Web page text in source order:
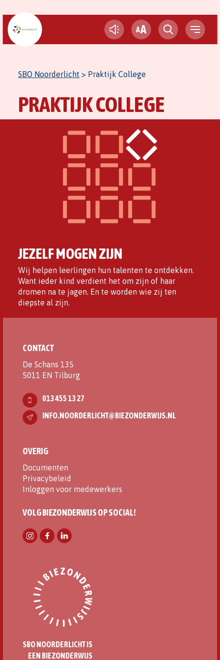
AA
SBO Noorderlicht > Praktijk College
PRAKTIJK COLLEGE
JEZELF MOGEN ZIJN
Wij helpen leerlingen hun talenten te ontdekken.
Want ieder kind verdient het om zijn of haar
dromen na te jagen. En te worden wie zij ten
diepste al zijn.
CONTACT
De Schans 135
5011 EN Tilburg
013 455 13 27
INFO.NOORDERLICHT@BIEZONDERWIJS.NL
OVERIG
Documenten
Privacybeleid
Inloggen voor medewerkers
VOLG BIEZONDERWIJS OP SOCIAL!
SBO NOORDERLICHT IS
EEN BIEZONDERWIJS